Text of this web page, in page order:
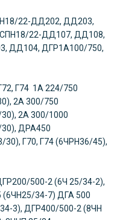
22-ДД202, ДД203,
22-ДД107, ДД108,
ДД104, ДГР1А100/750,
Г74 1А 224/750
2А 300/750
2А 300/1000
ДРА450
Г70, Г74 (6ЧРН36/45),
500-2 (6Ч 25/34-2),
34-7) ДГА 500
3), ДГР400/500-2 (8ЧН